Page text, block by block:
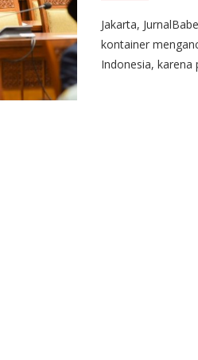
Jakarta,
kontainer
Indonesia,